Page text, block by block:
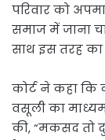
परिवार को
समाज में जाना
साथ इस तरह का
कोर्ट ने कहा कि
वसूली का माध्यम
की, “मकसद तो